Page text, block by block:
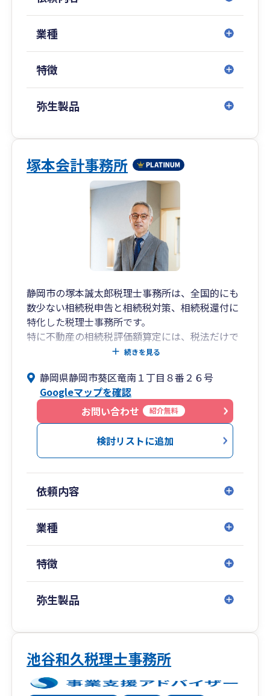
予実に関して毎月、経営責任者の方との会議を行
い、常に経営者の方と向き合うことを第一に考え
ています。
経営者の方が安心して経営に取り組めるよう、密
着した多様なサービスのご提案・ご提供をさせて
いただきます。
業種
特徴
弥生製品
塚本会計事務所
静岡市の塚本誠太郎税理士事務所は、全国的にも
数少ない相続税申告と相続税対策、相続税還付に
特化した税理士事務所です。
特に不動産の相続税評価額算定には、税法だけで
なく民法・農地法・建築基準法・都市計画法・借
されます。さらに適正な相続税申告を行うには、
税法・通達ばかりでなく、判例や裁決事例に基づ
いた最新の税務判断が要求されます。
また、ひと言に「相続税対策」と言っても、生前
贈与・アパート建設・生命保険・養子縁組・遺言
書作成等、それぞれの財産や親族構成により効果
で実行することが望ましいと言えます。
相続税が気になったら、まずは塚本会計事務所の
初回無料相談でお気軽にご相談ください。
続きを見る
静岡県静岡市葵区竜南１丁目８番２６号
Googleマップを確認
お問い合わせ
紹介無料
検討リストに追加
依頼内容
業種
特徴
弥生製品
池谷和久税理士事務所